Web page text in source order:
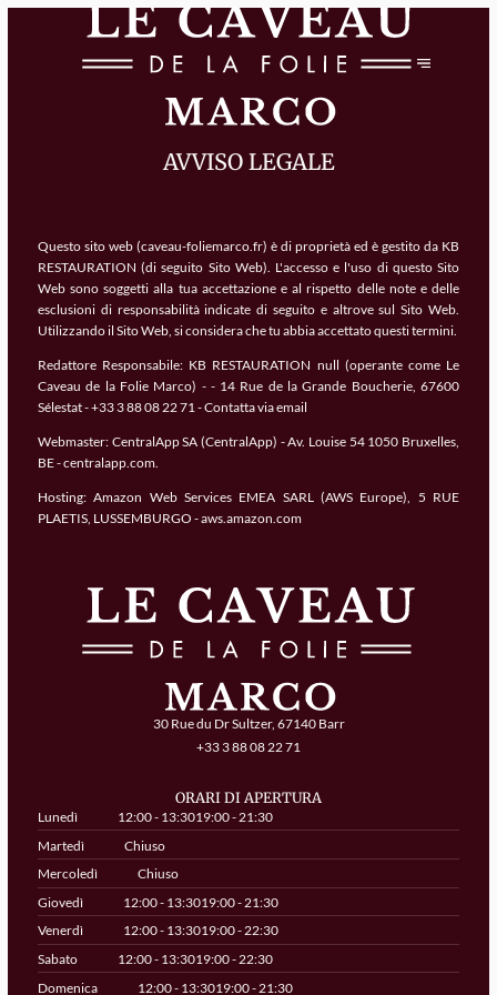
AVVISO LEGALE
Questo sito web (caveau-foliemarco.fr) è di proprietà ed è gestito da KB
RESTAURATION (di seguito Sito Web). L'accesso e l'uso di questo Sito
Web sono soggetti alla tua accettazione e al rispetto delle note e delle
esclusioni di responsabilità indicate di seguito e altrove sul Sito Web.
Utilizzando il Sito Web, si considera che tu abbia accettato questi termini.
Redattore Responsabile: KB RESTAURATION null (operante come Le
Caveau de la Folie Marco) - - 14 Rue de la Grande Boucherie, 67600
Sélestat - +33 3 88 08 22 71 -Contatta via email
Webmaster: CentralApp SA (CentralApp) - Av. Louise 54 1050 Bruxelles,
BE - centralapp.com.
Hosting:Amazon Web Services EMEA SARL (AWS Europe), 5 RUE
PLAETIS, LUSSEMBURGO - aws.amazon.com
30 Rue du Dr Sultzer, 67140 Barr
+33 3 88 08 22 71
ORARI DI APERTURA
Lunedì 12:00 - 13:3019:00 - 21:30
Martedì
Chiuso
Mercoledì
Chiuso
Giovedì
12:00 - 13:3019:00 - 21:30
Venerdì
12:00 - 13:3019:00 - 22:30
Sabato
12:00 - 13:3019:00 - 22:30
Domenica
12:00 - 13:3019:00 - 21:30